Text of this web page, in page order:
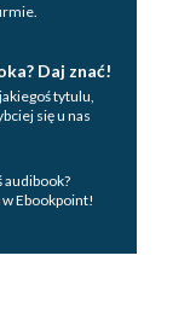
Daj znać!
tytulu,
się u nas
audibook?
w Ebookpoint!